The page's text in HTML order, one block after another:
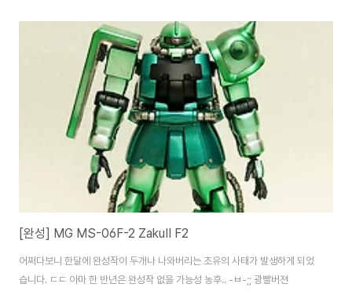
에도 명암도색 하시는 Proda님.. 대빵 존경하기로 했스빈다. (__)b 부품이 작
으면 난이도도 높아지지만.. 그보단.. 맥스식 도색에는 체력적 소모가 크더군요.
힘들었습니다. (한숨) 다리 뒤쪽의 접합선 수정은 쓸만했던거 같아요. 근데 다
시 하기는 좀 귀찮네요. -ㅂ-;; 모노아이는 교체해 주었습니다. ..
[완성] MG MS-06F-2 ZakuⅡ F2
어쩌다보니 한달에 완성작이 두개나 나와버리는 초유의 사태가 발생하게 되었
습니다. ㄷㄷ 아마 한 반년은 완성작 없을 가능성 농후.. -ㅂ-;; 광빨버젼